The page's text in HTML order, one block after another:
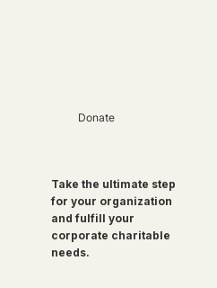
Donate
Take the ultimate step
for your organization
and fulfill your
corporate charitable
needs.